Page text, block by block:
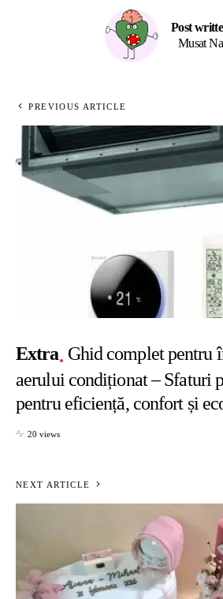
Post
Musat
PREVIOUS ARTICLE
Extra Ghid complet pentru
aerului condiționat – Sfaturi
pentru eficiență, confort și
20 views
NEXT ARTICLE